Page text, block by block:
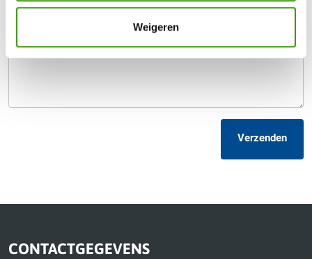
Weigeren
Verzenden
CONTACTGEGEVENS